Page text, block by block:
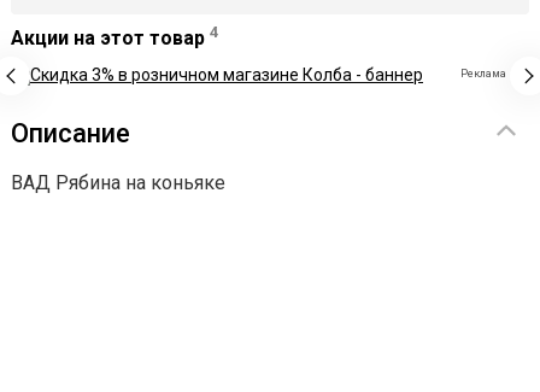
Акции на этот товар 4
Реклама
Описание
ВАД Рябина на коньяке